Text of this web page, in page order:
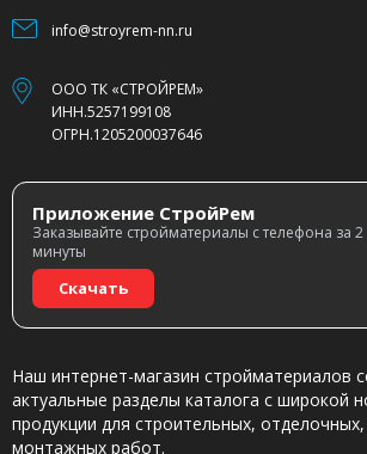
info@stroyrem-nn.ru
ООО ТК «СТРОЙРЕМ»
ИНН.5257199108
ОГРН.1205200037646
Приложение СтройРем
Заказывайте стройматериалы с телефона за 2
минуты
Скачать
Наш интернет-магазин стройматериалов
актуальные разделы каталога с широкой
продукции для строительных,
монтажных работ.